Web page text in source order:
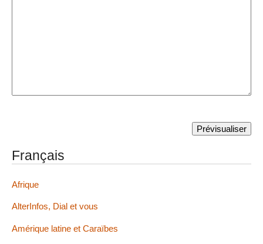
Français
Afrique
AlterInfos, Dial et vous
Amérique latine et Caraïbes